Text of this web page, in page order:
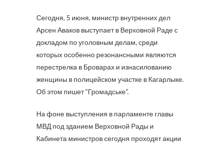
Сегодня, 5 июня, министр внутренних дел
Арсен Аваков выступает в Верховной Раде с
докладом по уголовным делам, среди
которых особенно резонансными являются
перестрелка в Броварах и изнасилованию
женщины в полицейском участке в Кагарлыке.
Об этом пишет “Громадське”.
На фоне выступления в парламенте главы
МВД под зданием Верховной Рады и
Кабинета министров сегодня проходят акции